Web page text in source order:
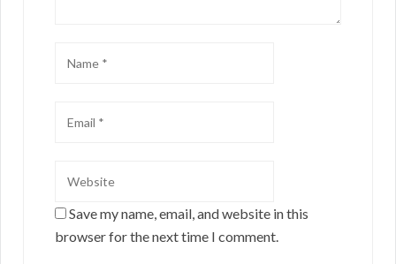
Save my name, email, and website in this
browser for the next time I comment.